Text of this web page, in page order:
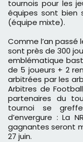
tournois pour les
équipes sont bien
(équipe mixte).
Comme l’an
sont près de 300
emblématique
de 5 joueurs + 2
arbitrées par les
Arbitres de
partenaires du
tournoi se
d’envergure : La
gagnantes seront
27 juin.